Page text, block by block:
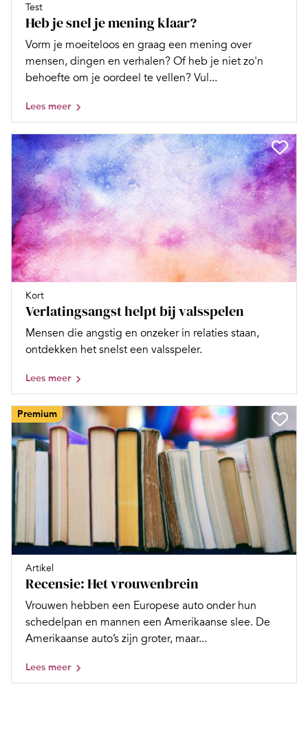
Test
Heb je snel je mening klaar?
Vorm je moeiteloos en graag een mening over
mensen, dingen en verhalen? Of heb je niet zo'n
behoefte om je oordeel te vellen? Vul...
Lees meer
Kort
Verlatingsangst helpt bij valsspelen
Mensen die angstig en onzeker in relaties staan,
ontdekken het snelst een valsspeler.
Lees meer
Premium
Artikel
Recensie: Het vrouwenbrein
Vrouwen hebben een Europese auto onder hun
schedelpan en mannen een Amerikaanse slee. De
Amerikaanse auto’s zijn groter, maar...
Lees meer